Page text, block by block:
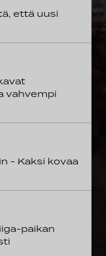
että uusi
vahvempi
- Kaksi kovaa
paikan